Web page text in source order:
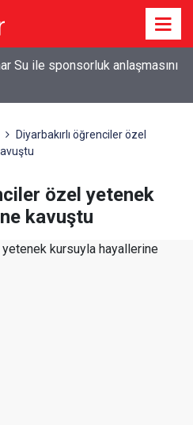
Su ile sponsorluk anlaşmasını
ve böcek istilası: Uzmanından
Diyarbakırlı öğrenciler özel
özel yetenek
kavuştu